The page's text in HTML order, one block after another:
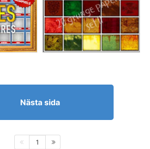
Nästa sida
1